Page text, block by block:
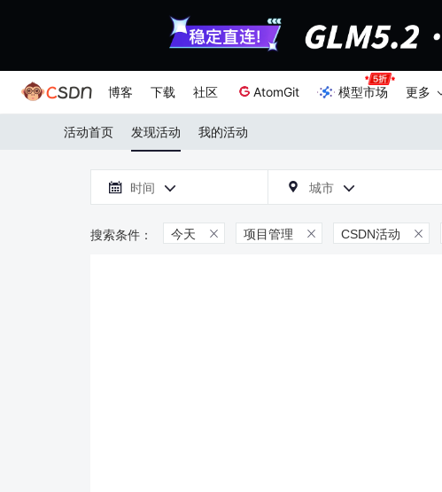
博客 下载 社区 AtomGit 模型市场 更多
活动首页 发现活动 我的活动
 时间   城市 
今天  项目管理  CSDN活动 